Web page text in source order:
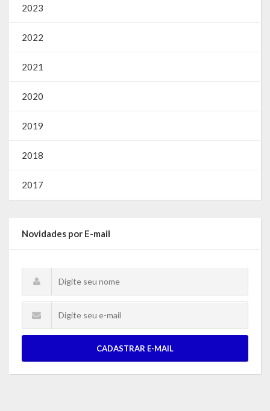
2023
2022
2021
2020
2019
2018
2017
Novidades por E-mail
CADASTRAR E-MAIL